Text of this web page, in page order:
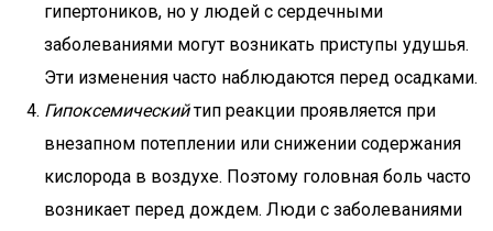
гипертоников, но у людей с сердечными
заболеваниями могут возникать приступы удушья.
Эти изменения часто наблюдаются перед осадками.
Гипоксемическийтип реакции проявляется при
внезапном потеплении или снижении содержания
кислорода в воздухе. Поэтому головная боль часто
возникает перед дождем. Люди с заболеваниями